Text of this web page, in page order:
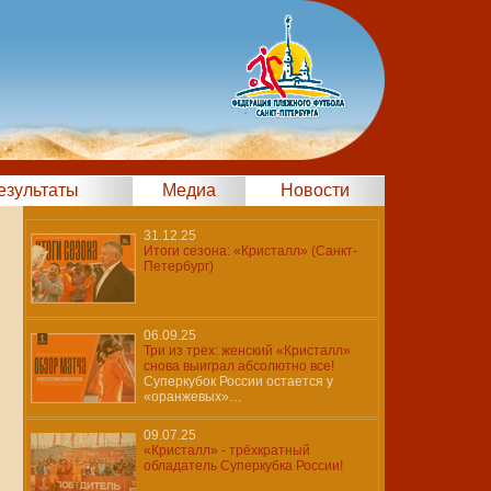
Медиа Новости
31.12.25
Итоги сезона: «Кристалл» (Санкт-
Петербург)
06.09.25
Три из трех: женский «Кристалл»
снова выиграл абсолютно все!
Суперкубок России остается у
«оранжевых»…
09.07.25
«Кристалл» - трёхкратный
обладатель Суперкубка России!